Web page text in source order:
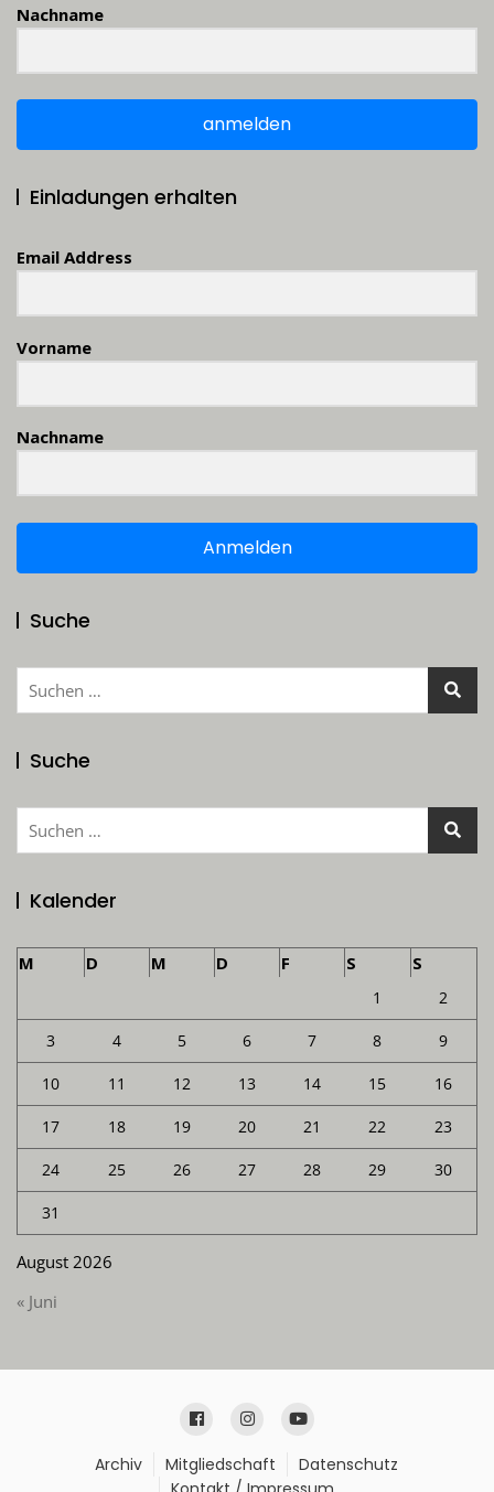
Nachname
anmelden
Einladungen erhalten
Email Address
Vorname
Nachname
Anmelden
Suche
Suchen
Suche
Suchen
Kalender
August 2026
M D M D F S S
1 2
3 4 5 6 7 8 9
10 11 12 13 14 15 16
17 18 19 20 21 22 23
24 25 26 27 28 29 30
31
« Juni
Archiv Mitgliedschaft
Datenschutz